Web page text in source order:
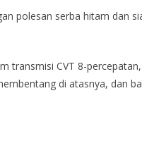
polesan serba hitam dan
transmisi CVT 8-
di atasnya, dan